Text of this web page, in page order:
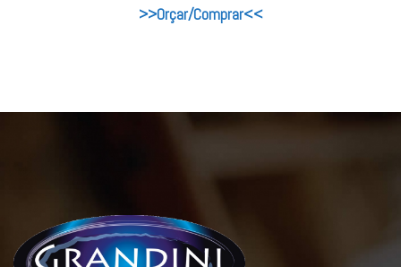
>>Orçar/Comprar<<